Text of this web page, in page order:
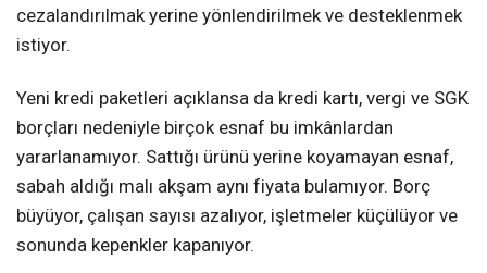
cezalandırılmak yerine yönlendirilmek ve desteklenmek
istiyor.
Yeni kredi paketleri açıklansa da kredi kartı, vergi ve SGK
borçları nedeniyle birçok esnaf bu imkânlardan
yararlanamıyor. Sattığı ürünü yerine koyamayan esnaf,
sabah aldığı malı akşam aynı fiyata bulamıyor. Borç
büyüyor, çalışan sayısı azalıyor, işletmeler küçülüyor ve
sonunda kepenkler kapanıyor.